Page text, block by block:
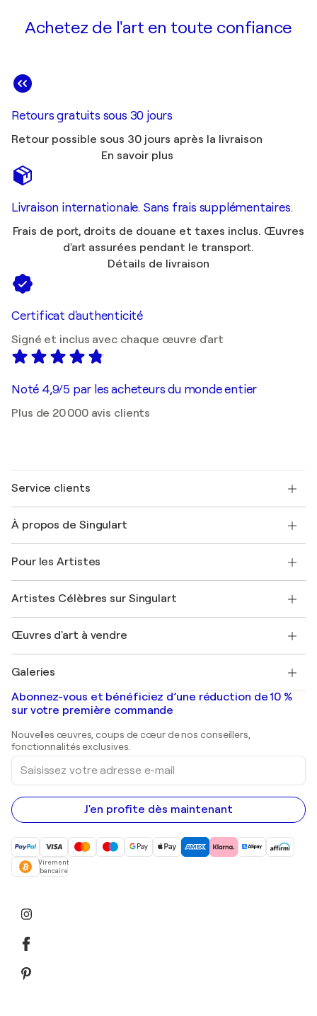
Achetez de l'art en toute confiance
Retours gratuits sous 30 jours
Retour possible sous 30 jours après la livraison
En savoir plus
Livraison internationale. Sans frais supplémentaires.
Frais de port, droits de douane et taxes inclus. Œuvres
d'art assurées pendant le transport.
Détails de livraison
Certificat d'authenticité
Signé et inclus avec chaque œuvre d'art
Noté 4,9/5 par les acheteurs du monde entier
Plus de 20 000 avis clients
Service clients
Expédition
Offrir une carte cadeau
Rejoignez notre programme commercial
Mon compte
+33 1 76 44 06 42
À propos de Singulart
FAQ
Magazine Singulart
Emplois
Découvrez une sélection d'art original
Pour les Artistes
Se connecter en tant qu'Artiste
Artistes Célèbres sur Singulart
Marc Chagall
Banksy
Mr. Brainwash
Shepard Fairey
Œuvres d'art à vendre
Tableaux abstraits à vendre
Peintures de paysage
Estampes
Peintures acryliques
Galeries
Galeries d'art en France
Galeries d'art en Belgique
Abonnez-vous et bénéficiez d’une réduction de 10 %
sur votre première commande
Nouvelles œuvres, coups de cœur de nos conseillers,
fonctionnalités exclusives.
Saisissez
votre
adresse
e-
mail
J'en profite dès maintenant
Virement
bancaire